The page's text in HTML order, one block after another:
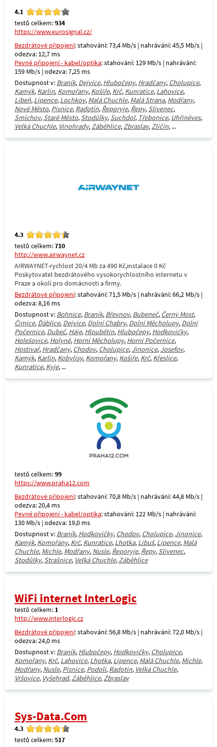
4.1
testů celkem:934
https://www.eurosignal.cz/
Bezdrátové připojení: stahování: 73,4 Mb/s | nahrávání: 45,5 Mb/s |
odezva: 12,7 ms
Pevné připojení - kabel/optika: stahování: 129 Mb/s | nahrávání:
159 Mb/s | odezva: 7,25 ms
Dostupnost v: Braník, Dejvice, Hlubočepy, Hradčany, Cholupice,
Kamýk, Karlín, Komořany, Košíře, Krč, Kunratice, Lahovice,
Libeň, Lipence, Lochkov, Malá Chuchle, Malá Strana, Modřany,
Nové Město, Písnice, Radotín, Řeporyje, Řepy, Slivenec,
Smíchov, Staré Město, Stodůlky, Suchdol, Třebonice, Uhříněves,
Velká Chuchle, Vinohrady,Záběhlice,Zbraslav,Zličín, ...
4.3
testů celkem:710
http://www.airwaynet.cz
AIRWAYNET-rychlost 20/4 Mb za 490 Kč,instalace 0 Kč
Poskytovatel bezdrátového vysokorychlostního internetu v
Praze a okolí pro domácnosti a firmy.
Bezdrátové připojení: stahování: 71,5 Mb/s | nahrávání: 66,2 Mb/s |
odezva: 8,16 ms
Dostupnost v: Bohnice, Braník, Břevnov, Bubeneč, Černý Most,
Čimice, Ďáblice, Dejvice, Dolní Chabry, Dolní Měcholupy, Dolní
Počernice, Dubeč, Háje, Hloubětín, Hlubočepy, Hodkovičky,
Holešovice, Holyně, Horní Měcholupy, Horní Počernice,
Hostivař, Hradčany, Chodov, Cholupice, Jinonice, Josefov,
Kamýk, Karlín, Kobylisy, Komořany, Košíře, Krč, Křeslice,
Kunratice, Kyje, ...
testů celkem:99
https://www.praha12.com
Bezdrátové připojení: stahování: 70,8 Mb/s | nahrávání: 44,8 Mb/s |
odezva: 20,4 ms
Pevné připojení - kabel/optika: stahování: 122 Mb/s | nahrávání:
130 Mb/s | odezva: 19,0 ms
Dostupnost v: Braník, Hodkovičky, Chodov, Cholupice, Jinonice,
Kamýk, Komořany, Krč, Kunratice, Lhotka, Libuš, Lipence, Malá
Chuchle, Michle, Modřany, Nusle, Řeporyje, Řepy, Slivenec,
Stodůlky, Strašnice, Velká Chuchle,Záběhlice
WiFi internet InterLogic
testů celkem: 1
http://www.interlogic.cz
Bezdrátové připojení: stahování: 56,8 Mb/s | nahrávání: 72,0 Mb/s |
odezva: 24,0 ms
Dostupnost v: Braník, Hlubočepy, Hodkovičky, Cholupice,
Komořany, Krč, Lahovice, Lhotka, Lipence, Malá Chuchle, Michle,
Modřany, Nusle, Písnice, Podolí, Radotín, Velká Chuchle,
Vršovice, Vyšehrad,Záběhlice,Zbraslav
Sys-Data.Com
4.3
testů celkem:517